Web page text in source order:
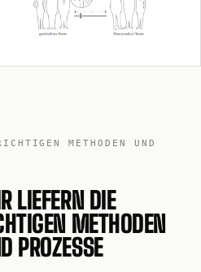
METHODEN UND
LIEFERN DIE
METHODEN
PROZESSE